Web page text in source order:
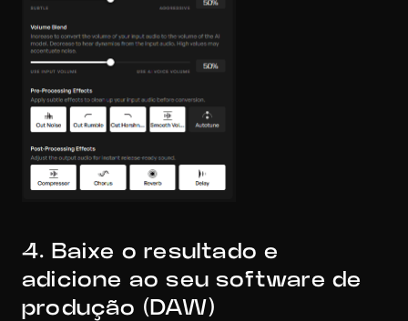
4. Baixe o resultado e
adicione ao seu software de
produção (DAW)